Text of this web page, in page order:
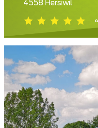
4558 Hersiwil